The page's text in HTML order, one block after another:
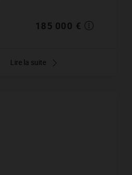
185 000 €
Lire la suite